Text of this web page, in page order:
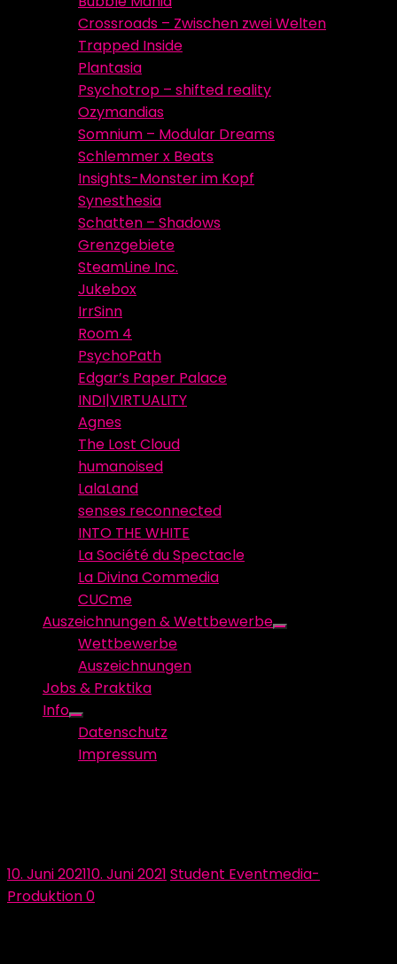
Crossroads – Zwischen zwei Welten
Trapped Inside
Plantasia
Psychotrop – shifted reality
Ozymandias
Somnium – Modular Dreams
Schlemmer x Beats
Insights-Monster im Kopf
Synesthesia
Schatten – Shadows
Grenzgebiete
SteamLine Inc.
Jukebox
IrrSinn
Room 4
PsychoPath
Edgar’s Paper Palace
INDI|VIRTUALITY
Agnes
The Lost Cloud
humanoised
LalaLand
senses reconnected
INTO THE WHITE
La Société du Spectacle
La Divina Commedia
CUCme
Auszeichnungen & Wettbewerbe
Show
Wettbewerbe
Auszeichnungen
Jobs & Praktika
Info
Show
sub
menu
Datenschutz
Impressum
Posted
on
10. Juni 202110. Juni 2021 Author
Student Eventmedia-
Produktion0